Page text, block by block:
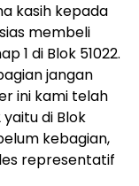
kasih kepada
membeli
1 di Blok 51022.
jangan
ini kami telah
di Blok
kebagian,
representatif